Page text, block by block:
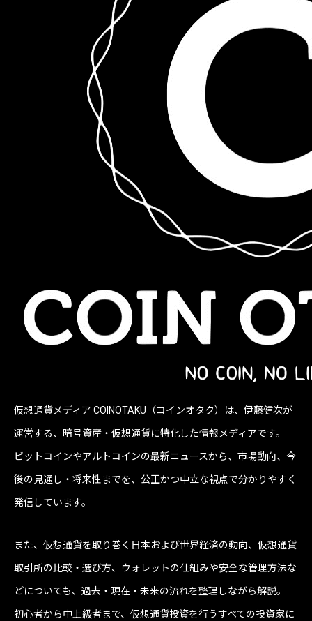
仮想通貨メディア COINOTAKU（コインオタク）は、伊藤健次が
運営する、暗号資産・仮想通貨に特化した情報メディアです。
ビットコインやアルトコインの最新ニュースから、市場動向、今
後の見通し・将来性までを、公正かつ中立な視点で分かりやすく
発信しています。
また、仮想通貨を取り巻く日本および世界経済の動向、仮想通貨
取引所の比較・選び方、ウォレットの仕組みや安全な管理方法な
どについても、過去・現在・未来の流れを整理しながら解説。
初心者から中上級者まで、仮想通貨投資を行うすべての投資家に